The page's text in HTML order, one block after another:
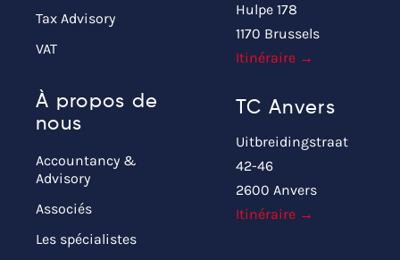
Tax Advisory
VAT
À propos de
nous
Accountancy &
Advisory
Associés
Les spécialistes
Hulpe 178
1170 Brussels
Itinéraire →
TC Anvers
Uitbreidingstraat
42-46
2600 Anvers
Itinéraire →